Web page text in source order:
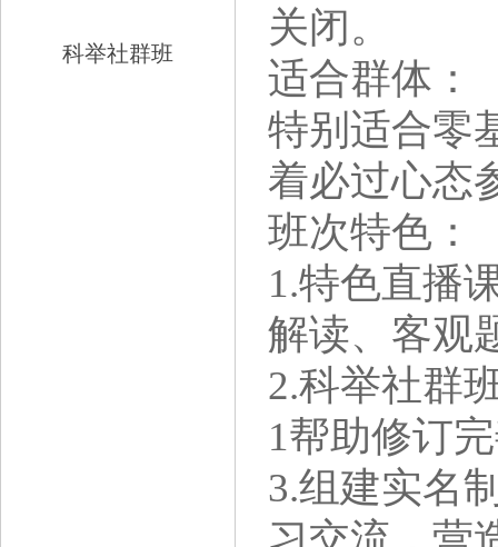
科举社群班
关闭。
适合群体：
特别适合零
着必过心态
班次特色：
1.特色直播
解读、客观
2.科举社群
1帮助修订
3.组建实名